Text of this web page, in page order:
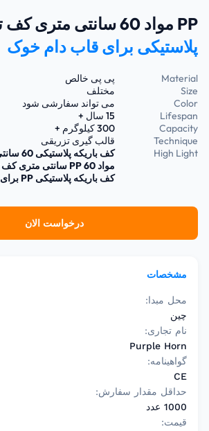
PP مواد 60 سانتی متری کف تخته ای
پلاستیکی برای قاب دام خوک
Material
پی پی خالص
Size
مختلف
Color
می تواند سفارشی شود
Lifespan
15 سال +
Capacity
300 کیلوگرم +
Technique
قالب گیری تزریقی
High Light
کف باریکه پلاستیکی 60 سانتی متری برای خوک ها
مواد PP 60 سانتی متری کف تخته ای پلاستیکی
کف باریکه پلاستیکی PP برای خوک ها
درخواست الان
مشخصات
محل مبدا:
چین
نام تجاری:
Purple Horn
گواهینامه:
CE
حداقل مقدار سفارش:
1000 عدد
قیمت: